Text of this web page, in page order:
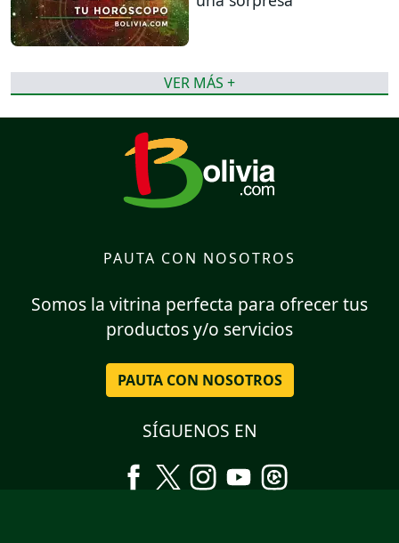
VER MÁS +
PAUTA CON NOSOTROS
Somos la vitrina perfecta para ofrecer tus
productos y/o servicios
PAUTA CON NOSOTROS
SÍGUENOS EN